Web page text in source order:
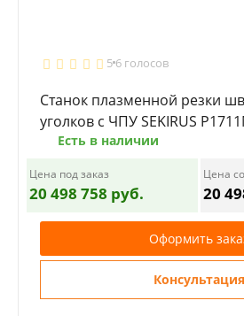
5 6 голосов
Станок плазменной резки
уголков с ЧПУ SEKIRUS
Есть в наличии
Цена под заказ
20 498 758 руб.
Цена
20
Оформить
Консультация